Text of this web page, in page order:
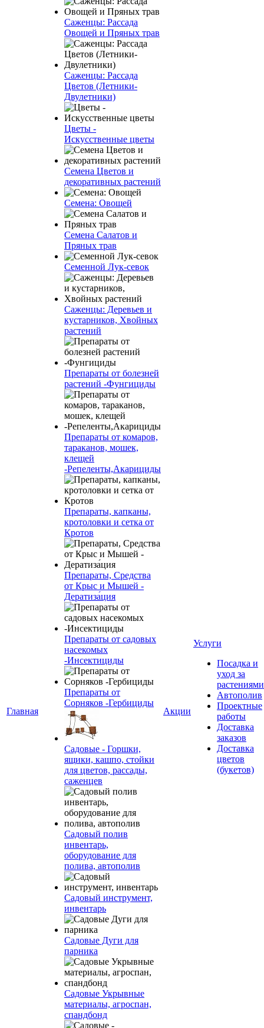
Главная
Саженцы: Рассада
Овощей и Пряных трав
Саженцы: Рассада
Цветов (Летники-
Двулетники)
Цветы -
Искусственные цветы
Семена Цветов и
декоративных растений
Семена: Овощей
Семена Салатов и
Пряных трав
Семенной Лук-севок
Саженцы: Деревьев и
кустарников, Хвойных
растений
Препараты от болезней
растений -Фунгициды
Препараты от комаров,
тараканов, мошек,
клещей
-Репеленты,Акарициды
Препараты, капканы,
кротоловки и сетка от
Кротов
Препараты, Средства
от Крыс и Мышей -
Дератиза́ция
Препараты от садовых
насекомых
-Инсектициды
Препараты от
Сорняков -Гербициды
Садовые - Горшки,
ящики, кашпо, стойки
для цветов, рассады,
саженцев
Садовый полив
инвентарь,
оборудование для
полива, автополив
Садовый инструмент,
инвентарь
Садовые Дуги для
парника
Садовые Укрывные
материалы, агроспан,
спандбонд
Акции
Услуги
Посадка и
уход за
растениями
Автополив
Проектные
работы
Доставка
заказов
Доставка
цветов
(букетов)